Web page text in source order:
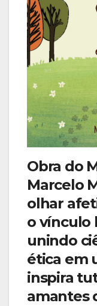
Obra do
Marcelo
olhar
o vínculo
unindo
ética em
inspira
amantes